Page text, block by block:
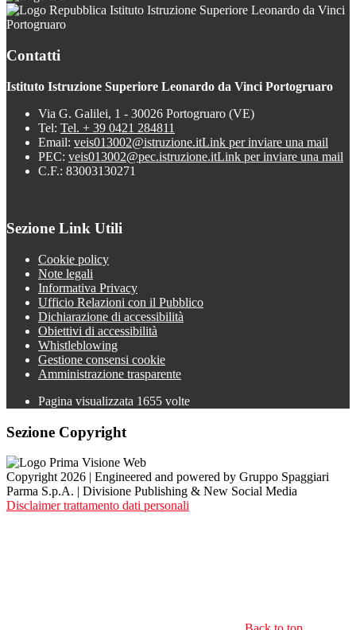
Istituto Istruzione Superiore Leonardo da Vinci
Portogruaro
Contatti
Istituto Istruzione Superiore Leonardo da Vinci Portogruaro
Via G. Galilei, 1 - 30026 Portogruaro (VE)
Tel: Tel. + 39 0421 284811
Email: veis013002@istruzione.itLink per inviare una mail
PEC: veis013002@pec.istruzione.itLink per inviare una mail
C.F.: 83003130271
Sezione Link Utili
Cookie policy
Note legali
Informativa Privacy
Ufficio Relazioni con il Pubblico
Dichiarazione di accessibilità
Obiettivi di accessibilità
Whistleblowing
Gestione consensi cookie
Amministrazione trasparente
Pagina visualizzata 1655 volte
Sezione Copyright
Copyright 2026 | Engineered and powered by Gruppo Spaggiari
Parma S.p.A. | Divisione Publishing & New Social Media
Disclaimer trattamento dati personali